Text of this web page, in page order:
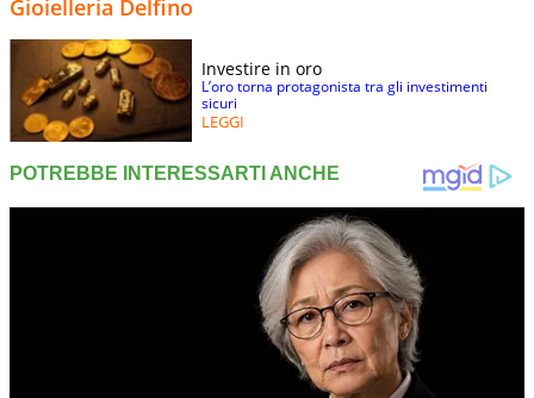
Gioielleria Delfino
Investire in oro
L’oro torna protagonista tra gli investimenti
sicuri
LEGGI